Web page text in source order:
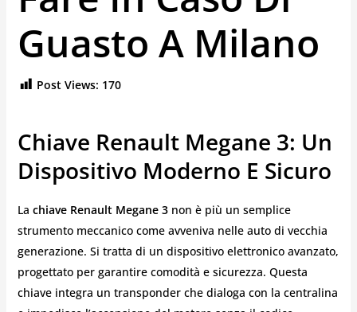
Guasto A Milano
Post Views: 170
Chiave Renault Megane 3: Un
Dispositivo Moderno E Sicuro
La chiave Renault Megane 3non è più un semplice
strumento meccanico come avveniva nelle auto di vecchia
generazione. Si tratta di un dispositivo elettronico avanzato,
progettato per garantire comodità e sicurezza. Questa
chiave integra un transponder che dialoga con la centralina